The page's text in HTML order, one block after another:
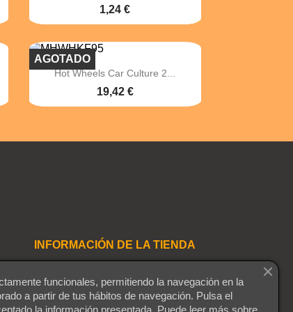
1,24 €
 Vista rápida
Hot Wheels Car Culture 2...
19,42 €
AGOTADO
INFORMACIÓN DE LA TIENDA
Montequinto
41089 Dos Hermanas
funcionales, permitiendo la navegación en la
a partir de tus hábitos de navegación. Pulsa el
la información presentada. Puede leer más sobre